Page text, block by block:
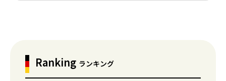
Ranking ランキング